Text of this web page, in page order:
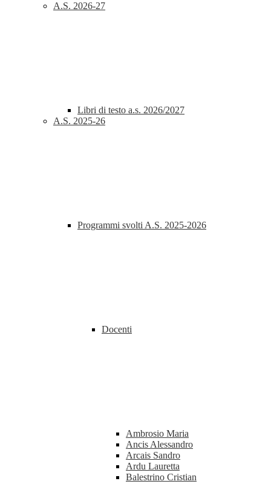
A.S. 2026-27
Libri di testo a.s. 2026/2027
A.S. 2025-26
Programmi svolti A.S. 2025-2026
Docenti
Ambrosio Maria
Ancis Alessandro
Arcais Sandro
Ardu Lauretta
Balestrino Cristian